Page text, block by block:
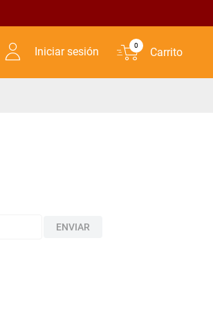
Iniciar sesión 0
ENVIAR